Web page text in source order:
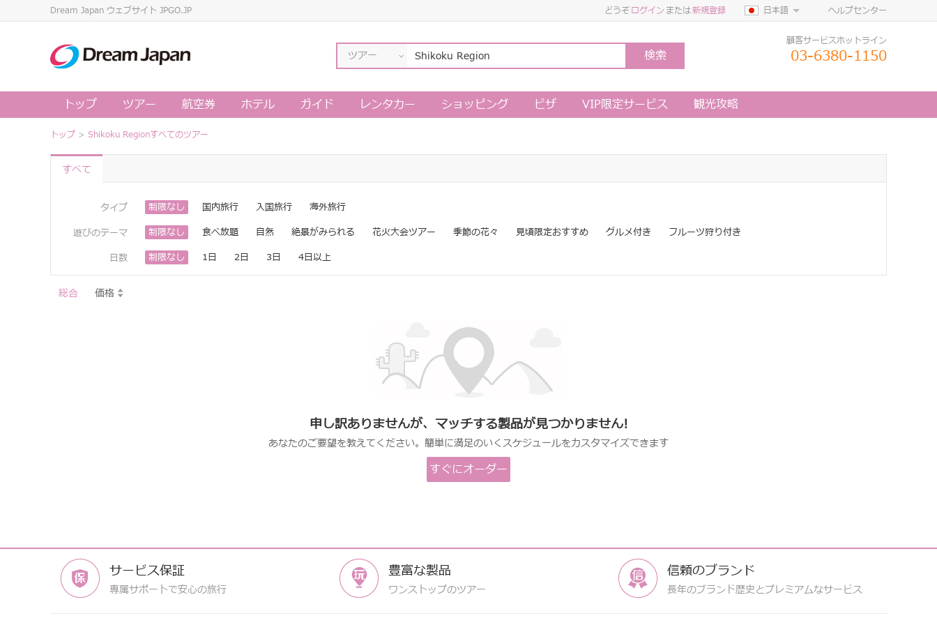
Dream Japan ウェブサイト JPGO.JP どうぞログイン または新規登録 日本語 ヘルプセンター
ツアー 検索
顧客サービスホットライン
03-6380-1150
トップ ツアー 航空券 ホテル ガイド レンタカー ショッピング ビザ VIP限定サービス 観光攻略
トップ > Shikoku Regionすべてのツアー
すべて
タイプ 制限なし 国内旅行 入国旅行
海外旅行
遊びのテーマ
制限なし 食べ放題 自然 絶景がみられる 花火大会ツアー 季節の花々 見頃限定おすすめ グルメ付き
フルーツ狩り付き
日数
制限なし 1日 2日 3日 4日以上
総合 価格
申し訳ありませんが、マッチする製品が見つかりません!
あなたのご要望を教えてください。簡単に満足のいくスケジュールをカスタマイズできます
すぐにオーダー
サービス保証
専属サポートで安心の旅行
豊富な製品
ワンストップのツアー
信頼のブランド
長年のブランド歴史とプレミアムなサービス